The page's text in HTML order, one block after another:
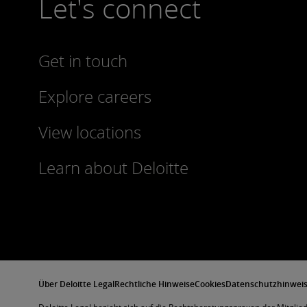
Let's connect
Get in touch
Explore careers
View locations
Learn about Deloitte
Über Deloitte LegalRechtliche HinweiseCookies